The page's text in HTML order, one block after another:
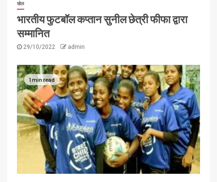
खेल
भारतीय फुटबॉल कप्तान सुनील छेत्री फीफा द्वारा
सम्मानित
29/10/2022 admin
1 min read